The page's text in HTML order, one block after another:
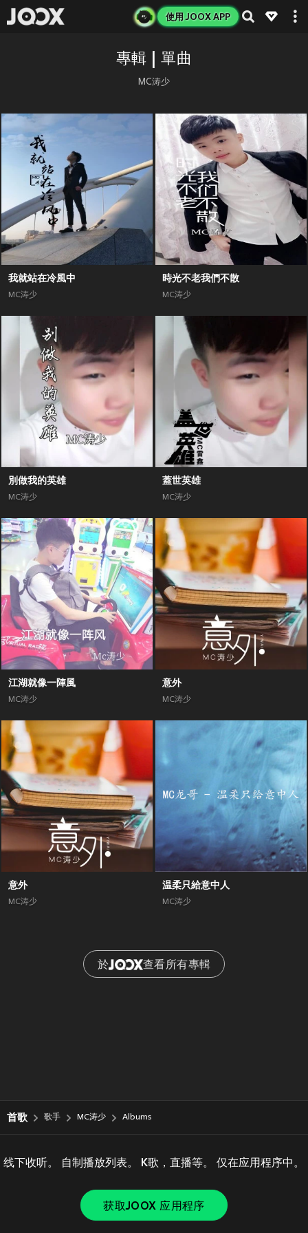
使用 JOOX APP
專輯 | 單曲
MC涛少
我就站在冷風中
MC涛少
時光不老我們不散
MC涛少
別做我的英雄
MC涛少
蓋世英雄
MC涛少
江湖就像一陣風
MC涛少
意外
MC涛少
意外
MC涛少
温柔只給意中人
MC涛少
於 查看所有專輯
首歌 歌手 MC涛少 Albums
线下收听。 自制播放列表。 K歌，直播等。 仅在应用程序中。
获取JOOX 应用程序